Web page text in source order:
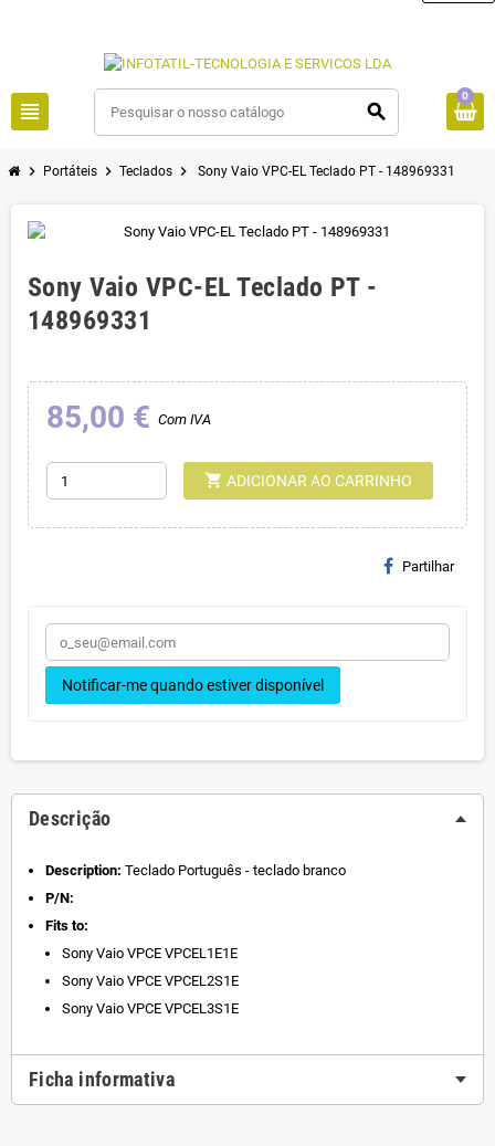
view_headline search
0
chevron_right Portáteis chevron_right Teclados chevron_right Sony Vaio VPC-EL Teclado PT - 148969331
Sony Vaio VPC-EL Teclado PT -
148969331
85,00 € Com IVA
shopping_cart ADICIONAR AO CARRINHO
Partilhar
Notificar-me quando estiver disponível
Descrição
Description: Teclado Português - teclado branco
P/N:
Fits to:
Sony Vaio VPCE VPCEL1E1E
Sony Vaio VPCE VPCEL2S1E
Sony Vaio VPCE VPCEL3S1E
Ficha informativa